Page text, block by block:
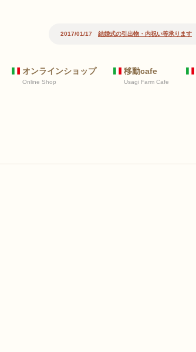
2017/01/17 結婚式の引出物・内祝い等承ります
オンラインショップ
Online Shop
移動cafe
Usagi Farm Cafe